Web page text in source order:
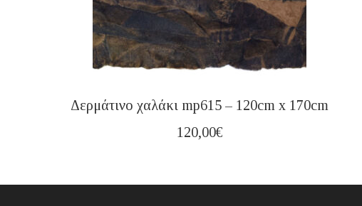
Δερμάτινο χαλάκι mp615 – 120cm x 170cm
120,00€